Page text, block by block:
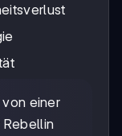
einer
Rebellin